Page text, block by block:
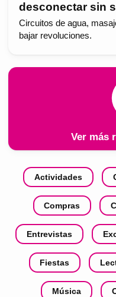
desconectar sin
Circuitos de agua,
bajar revoluciones.
Ver más
Actividades
Compras
Entrevistas
Fiestas
Música